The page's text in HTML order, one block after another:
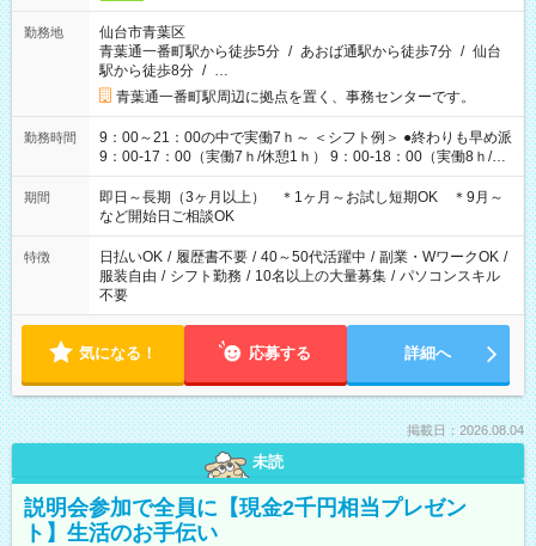
勤務地
仙台市青葉区
青葉通一番町駅から徒歩5分 / あおば通駅から徒歩7分 / 仙台
駅から徒歩8分 / …
青葉通一番町駅周辺に拠点を置く、事務センターです。
勤務時間
9：00～21：00の中で実働7ｈ～ ＜シフト例＞ ●終わりも早め派
9：00-17：00（実働7ｈ/休憩1ｈ） 9：00-18：00（実働8ｈ/休
憩1ｈ） 10：00-19：00（実働8ｈ/休憩1ｈ） ●朝ゆっくり派
11：00-20：00（実働8ｈ/休憩1ｈ） 12：00-20：00（実働7ｈ/
休憩1ｈ） 12：00-21：00（実働8ｈ/休憩1ｈ） 13：00-22：
00（実働8ｈ/休憩1ｈ） ＊時間帯固定OK
期間
即日～長期（3ヶ月以上） ＊1ヶ月～お試し短期OK ＊9月～
など開始日ご相談OK
特徴 日払いOK / 履歴書不要 / 40～50代活躍中 / 副業・WワークOK /
服装自由 / シフト勤務 / 10名以上の大量募集 / パソコンスキル
不要
気になる！ 応募する 詳細へ
掲載日：2026.08.04
未読
説明会参加で全員に【現金2千円相当プレゼン
ト】生活のお手伝い